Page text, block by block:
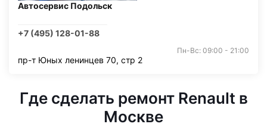
Автосервис Подольск
+7 (495) 128-01-88
Пн-Вс: 09:00 - 21:00
пр-т Юных ленинцев 70, стр 2
Где сделать ремонт Renault в
Москве